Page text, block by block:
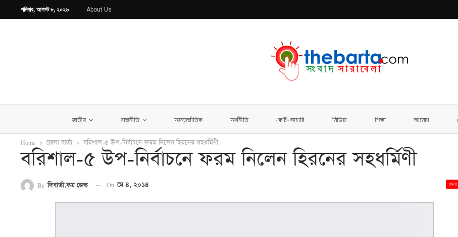
শনিবার, আগস্ট ৮, ২০২৬ About Us
জাতীয় রাজনীতি আন্তর্জাতিক অর্থনীতি কোর্ট-কাচারি মিডিয়া শিক্ষা আমোদ
Home জেলা বার্তা বরিশাল-৫ উপ-নির্বাচনে ফরম নিলেন হিরনের সহধর্মিণী
বরিশাল-৫ উপ-নির্বাচনে ফরম নিলেন হিরনের সহধর্মিণী
জেলা
By দিবার্তা.কম ডেস্ক On মে ৪, ২০১৪